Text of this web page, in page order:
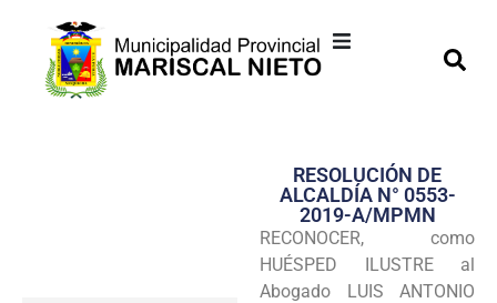
Transparencia
Seguridad
Programas
RESOLUCIÓN DE
ALCALDÍA N° 0553-
2019-A/MPMN
RECONOCER, como
HUÉSPED ILUSTRE al
Abogado LUIS ANTONIO